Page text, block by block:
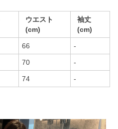
ウエスト
(cm)
袖丈
(cm)
66 -
70 -
74 -